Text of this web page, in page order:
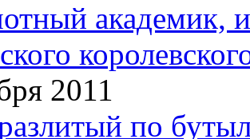
академик,
2011
по